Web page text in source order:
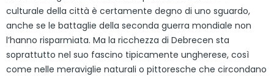
culturale della città è certamente degno di uno sguardo,
anche se le battaglie della seconda guerra mondiale non
l’hanno risparmiata. Ma la ricchezza di Debrecen sta
soprattutto nel suo fascino tipicamente ungherese, così
come nelle meraviglie naturali o pittoresche che circondano